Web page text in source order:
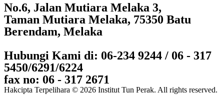
No.6, Jalan Mutiara Melaka 3,
Taman Mutiara Melaka, 75350 Batu
Berendam, Melaka
Hubungi Kami di: 06-234 9244 / 06 - 317
5450/6291/6224
fax no: 06 - 317 2671
Hakcipta Terpelihara © 2026 Institut Tun Perak. All rights reserved.